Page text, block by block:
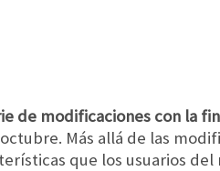
de modificaciones con la
Más allá de las
que los usuarios